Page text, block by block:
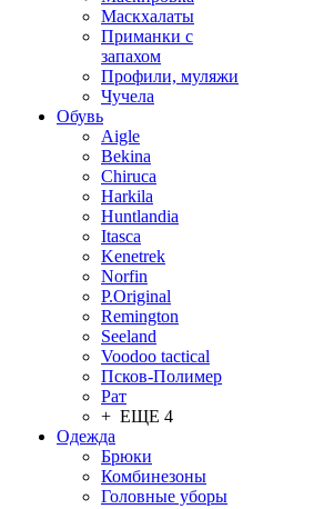
Маскхалаты
Приманки с
запахом
Профили, муляжи
Чучела
Обувь
Aigle
Bekina
Chiruсa
Harkila
Huntlandia
Itasca
Kenetrek
Norfin
P.Original
Remington
Seeland
Voodoo tactical
Псков-Полимер
Рат
+ ЕЩЕ 4
Одежда
Брюки
Комбинезоны
Головные уборы